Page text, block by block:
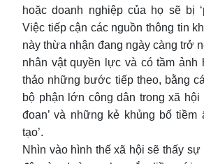
hoặc doanh nghiệp của họ sẽ bị
Việc tiếp cận các nguồn thông tin
này thừa nhận đang ngày càng trở
nhân vật quyền lực và có tầm ảnh
thảo những bước tiếp theo, bằng
bộ phận lớn công dân trong xã hội
đoan’ và những kẻ khủng bố tiềm
tạo’.
Nhìn vào hình thế xã hội sẽ thấy